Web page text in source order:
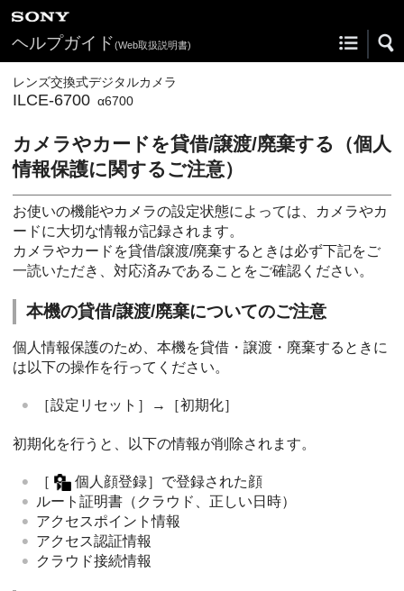
ヘルプガイド(Web取扱説明書)
レンズ交換式デジタルカメラ
ILCE-6700 α6700
カメラやカードを貸借/譲渡/廃棄する（個人
情報保護に関するご注意）
お使いの機能やカメラの設定状態によっては、カメラやカ
ードに大切な情報が記録されます。
カメラやカードを貸借/譲渡/廃棄するときは必ず下記をご
一読いただき、対応済みであることをご確認ください。
本機の貸借/譲渡/廃棄についてのご注意
個人情報保護のため、本機を貸借・譲渡・廃棄するときに
は以下の操作を行ってください。
［設定リセット］→［初期化］
初期化を行うと、以下の情報が削除されます。
［ 個人顔登録］ で登録された顔
ルート証明書（クラウド、正しい日時）
アクセスポイント情報
アクセス認証情報
クラウド接続情報